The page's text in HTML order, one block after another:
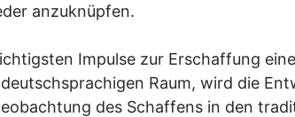
anzuknüpfen.
Impulse zur Erschaffung
Raum, wird die
des Schaffens in den